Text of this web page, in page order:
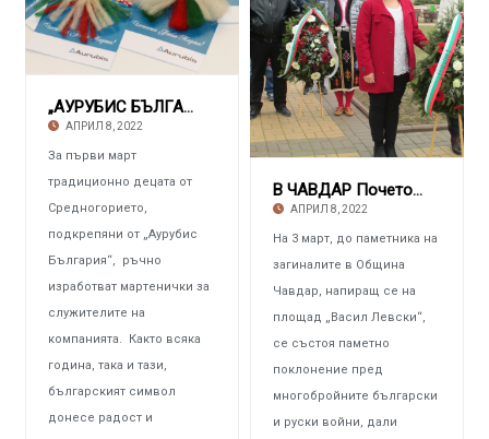
„АУРУБИС БЪЛГАРИЯ“ АД С ръчно изработени ма
АПРИЛ 8, 2022
За първи март
традиционно децата от
Средногорието,
подкрепяни от „Аурубис
България“, ръчно
изработват мартенички за
служителите на
компанията. Както всяка
година, така и тази,
българският символ
донесе радост и
В ЧАВДАР Почетоха годишнината от Освобождени
АПРИЛ 8, 2022
На 3 март, до паметника на
загиналите в Община
Чавдар, напиращ се на
площад „Васил Левски“,
се състоя паметно
поклонение пред
многобройните български
и руски войни, дали